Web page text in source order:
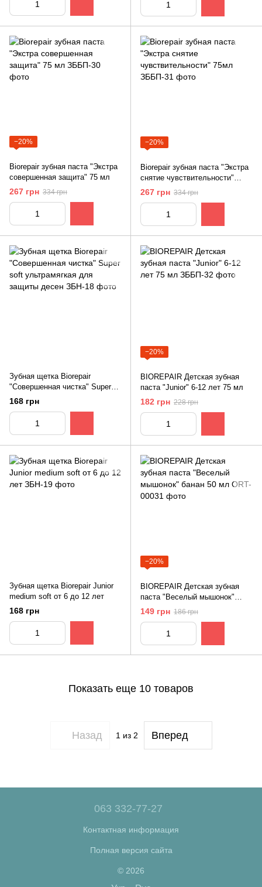
−20%
Biorepair зубная паста "Экстра
совершенная защита" 75 мл
267 грн 334 грн
−20%
Biorepair зубная паста "Экстра
снятие чувствительности"
75мл
267 грн 334 грн
Зубная щетка Biorepair
"Совершенная чистка" Super
soft ультрамягкая для защиты
десен
168 грн
−20%
BIOREPAIR Детская зубная
паста "Junior" 6-12 лет 75 мл
182 грн 228 грн
Зубная щетка Biorepair Junior
medium soft от 6 до 12 лет
168 грн
−20%
BIOREPAIR Детская зубная
паста "Веселый мышонок"
банан 50 мл
149 грн 186 грн
Показать еще 10 товаров
Назад 1из 2 Вперед
063 332-77-27
Контактная информация
Полная версия сайта
© 2026